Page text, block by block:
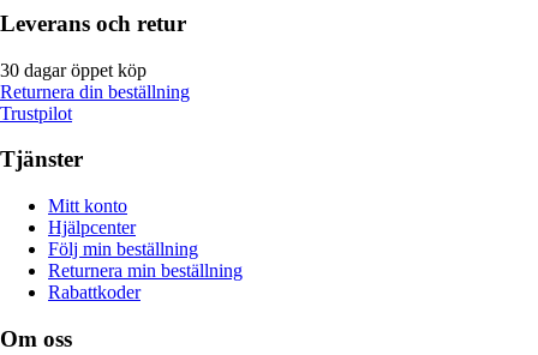
Leverans och retur
30 dagar öppet köp
Returnera din beställning
Trustpilot
Tjänster
Mitt konto
Hjälpcenter
Följ min beställning
Returnera min beställning
Rabattkoder
Om oss